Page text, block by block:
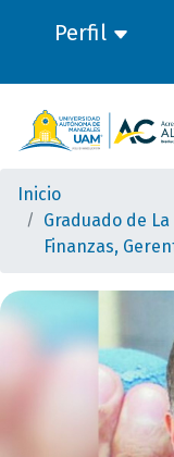
Perfil
Inicio
Graduado de
Finanzas,